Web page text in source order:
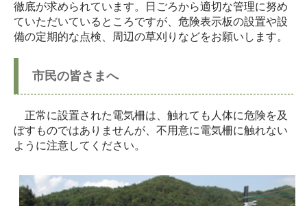
徹底が求められています。日ごろから適切な管理に努め
ていただいているところですが、危険表示板の設置や設
備の定期的な点検、周辺の草刈りなどをお願いします。
市民の皆さまへ
正常に設置された電気柵は、触れても人体に危険を及
ぼすものではありませんが、不用意に電気柵に触れない
ように注意してください。